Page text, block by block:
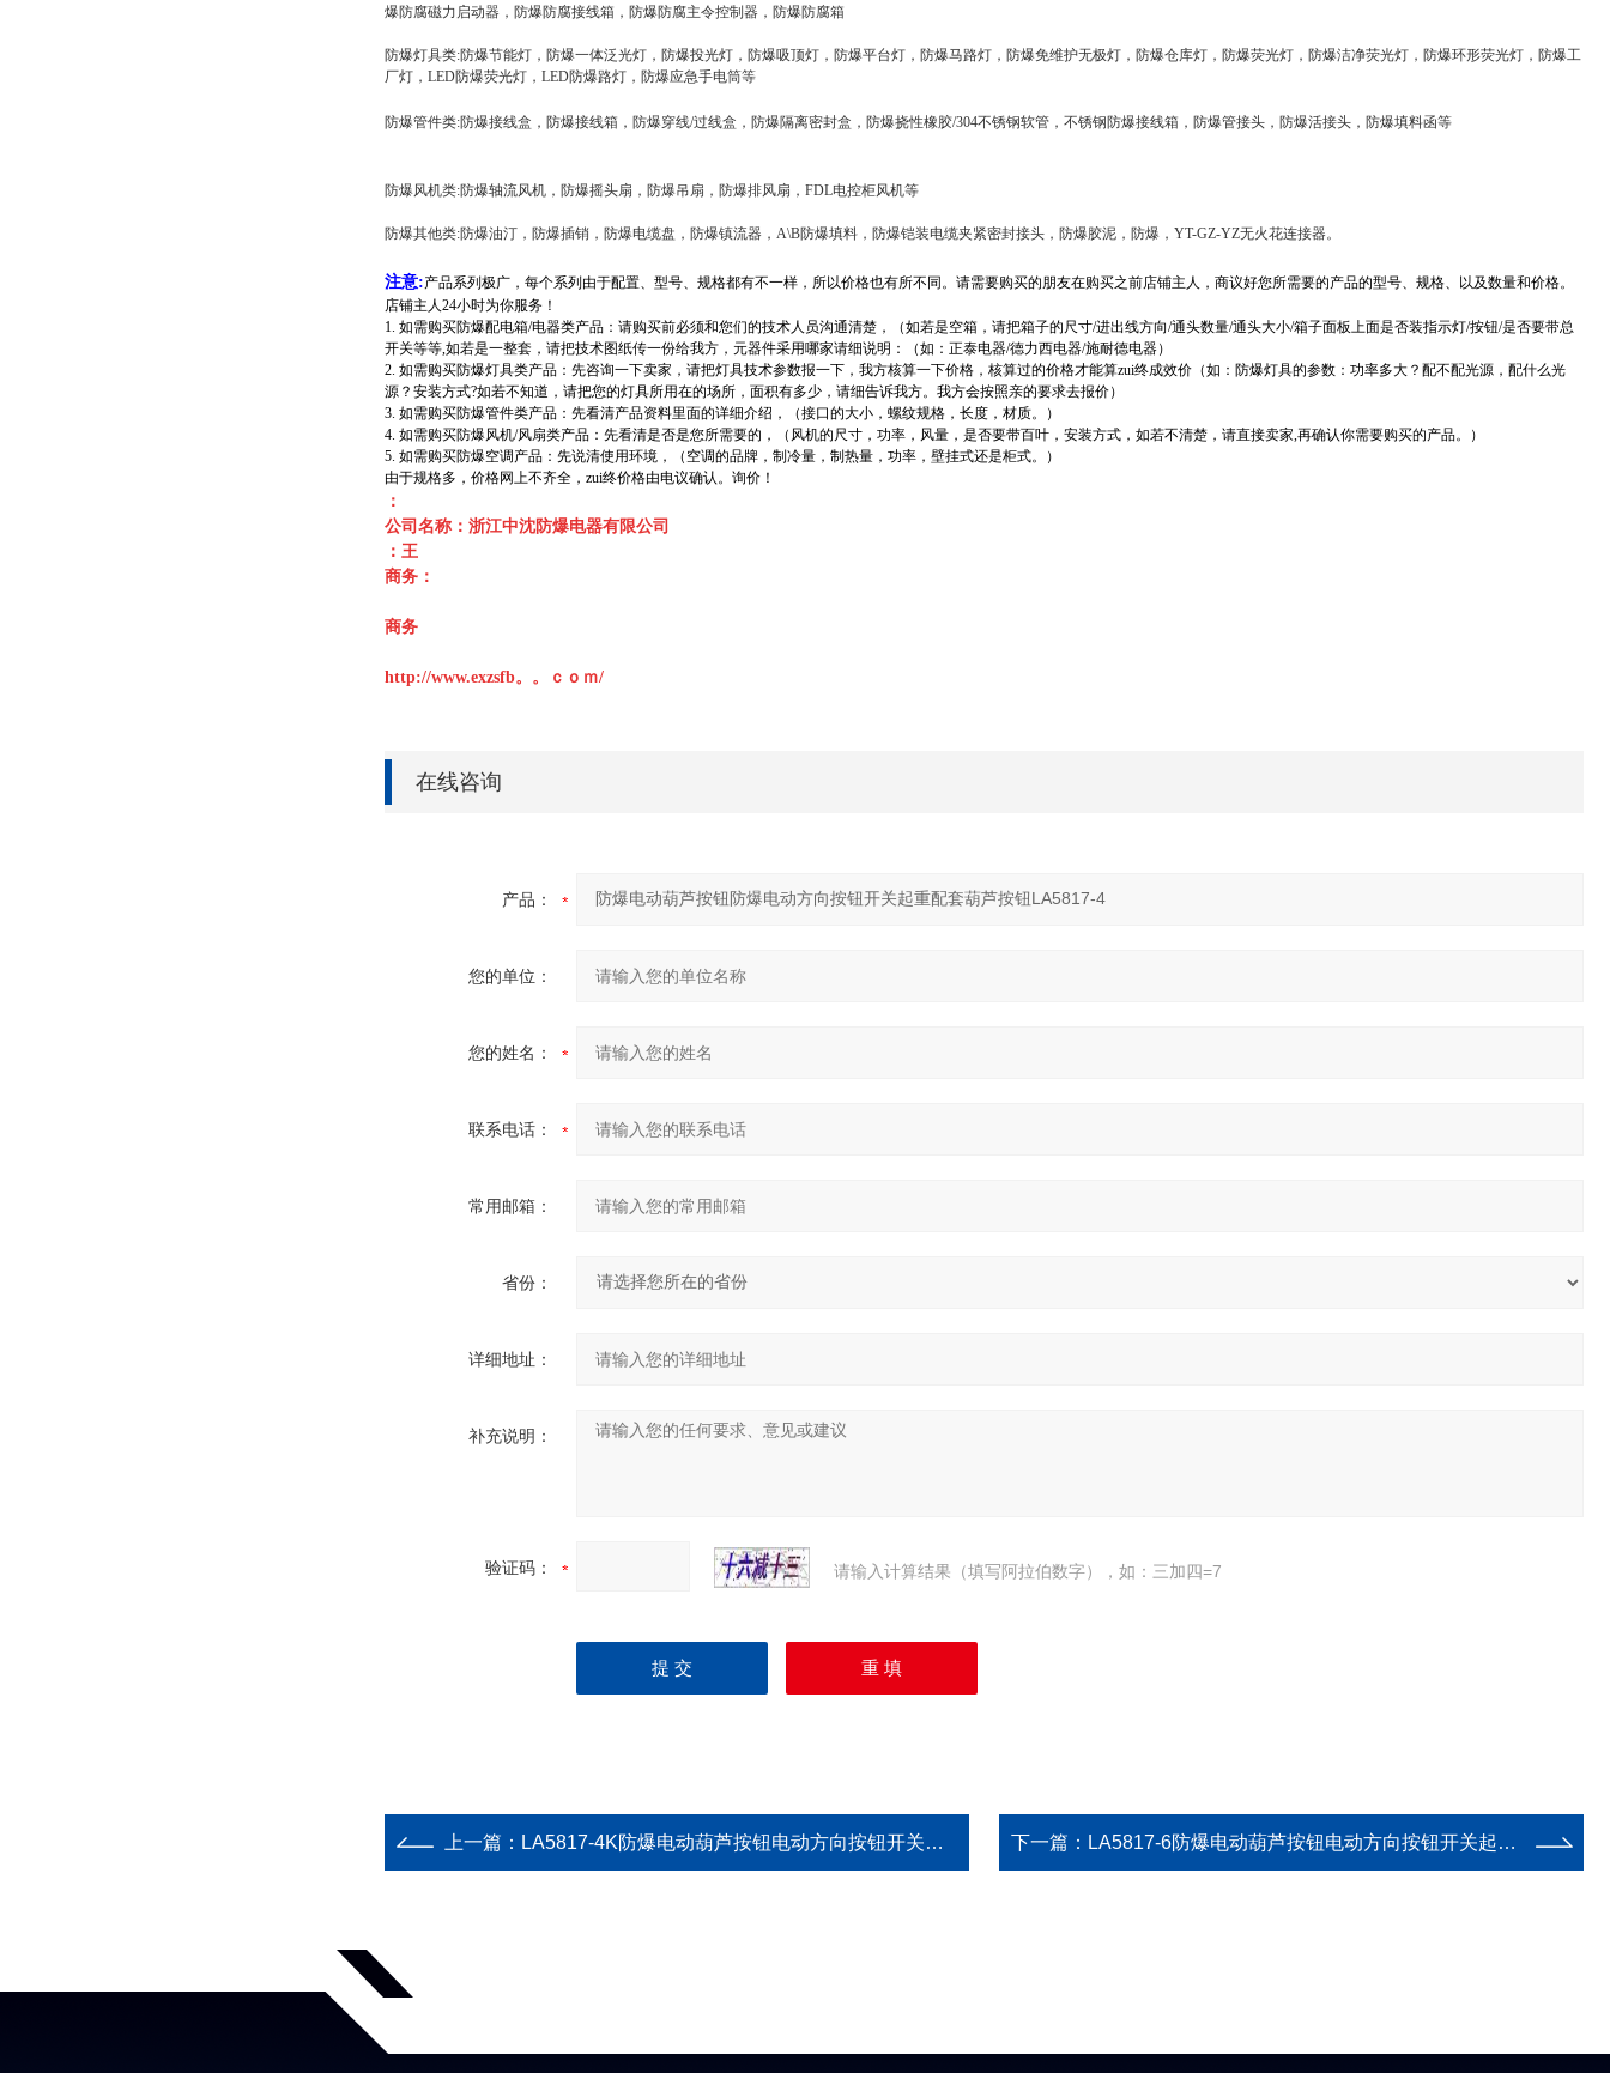
爆防腐磁力启动器，防爆防腐接线箱，防爆防腐主令控制器，防爆防腐箱
防爆灯具类:防爆节能灯，防爆一体泛光灯，防爆投光灯，防爆吸顶灯，防爆平台灯，防爆马路灯，防爆免维护无极灯，防爆仓库灯，防爆荧光灯，防爆洁净荧光灯，防爆环形荧光灯，防爆工
厂灯，LED防爆荧光灯，LED防爆路灯，防爆应急手电筒等
防爆管件类:防爆接线盒，防爆接线箱，防爆穿线/过线盒，防爆隔离密封盒，防爆挠性橡胶/304不锈钢软管，不锈钢防爆接线箱，防爆管接头，防爆活接头，防爆填料函等
防爆风机类:防爆轴流风机，防爆摇头扇，防爆吊扇，防爆排风扇，FDL电控柜风机等
防爆其他类:防爆油汀，防爆插销，防爆电缆盘，防爆镇流器，A\B防爆填料，防爆铠装电缆夹紧密封接头，防爆胶泥，防爆，YT-GZ-YZ无火花连接器。
注意:产品系列极广，每个系列由于配置、型号、规格都有不一样，所以价格也有所不同。请需要购买的朋友在购买之前店铺主人，商议好您所需要的产品的型号、规格、以及数量和价格。
店铺主人24小时为你服务！
1. 如需购买防爆配电箱/电器类产品：请购买前必须和您们的技术人员沟通清楚，（如若是空箱，请把箱子的尺寸/进出线方向/通头数量/通头大小/箱子面板上面是否装指示灯/按钮/是否要带总
开关等等,如若是一整套，请把技术图纸传一份给我方，元器件采用哪家请细说明：（如：正泰电器/德力西电器/施耐德电器）
2. 如需购买防爆灯具类产品：先咨询一下卖家，请把灯具技术参数报一下，我方核算一下价格，核算过的价格才能算zui终成效价（如：防爆灯具的参数：功率多大？配不配光源，配什么光
源？安装方式?如若不知道，请把您的灯具所用在的场所，面积有多少，请细告诉我方。我方会按照亲的要求去报价）
3. 如需购买防爆管件类产品：先看清产品资料里面的详细介绍，（接口的大小，螺纹规格，长度，材质。）
4. 如需购买防爆风机/风扇类产品：先看清是否是您所需要的，（风机的尺寸，功率，风量，是否要带百叶，安装方式，如若不清楚，请直接卖家,再确认你需要购买的产品。）
5. 如需购买防爆空调产品：先说清使用环境，（空调的品牌，制冷量，制热量，功率，壁挂式还是柜式。）
由于规格多，价格网上不齐全，zui终价格由电议确认。询价！
：
公司名称：浙江中沈防爆电器有限公司
：王
商务：
商务
http://www.exzsfb。。ｃｏｍ/
在线咨询
产品：
您的单位：
您的姓名：
联系电话：
常用邮箱：
省份：
详细地址：
补充说明：
验证码： 请输入计算结果（填写阿拉伯数字），如：三加四=7
上一篇： LA5817-4K防爆电动葫芦按钮电动方向按钮开关起重配套葫芦按钮LA5817-4K 下一篇： LA5817-6防爆电动葫芦按钮电动方向按钮开关起重配套葫芦按钮LA5817-6